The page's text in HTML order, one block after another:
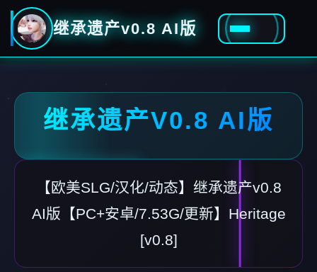
继承遗产v0.8 AI版
继承遗产V0.8 AI版
【欧美SLG/汉化/动态】继承遗产v0.8
AI版【PC+安卓/7.53G/更新】Heritage
[v0.8]